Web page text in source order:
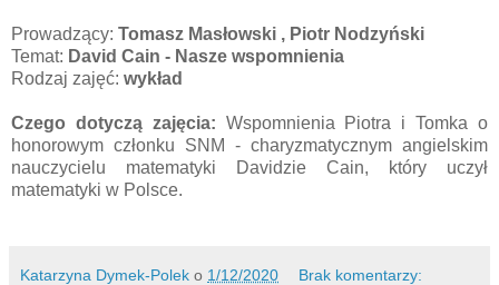
Prowadzący: Tomasz Masłowski , Piotr Nodzyński
Temat: David Cain - Nasze wspomnienia
Rodzaj zajęć: wykład
Czego dotyczą zajęcia: Wspomnienia Piotra i Tomka o
honorowym członku SNM - charyzmatycznym angielskim
nauczycielu matematyki Davidzie Cain, który uczył
matematyki w Polsce.
Katarzyna Dymek-Polek o 1/12/2020 Brak komentarzy: